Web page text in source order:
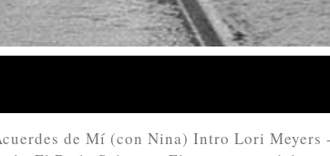
de Mí (con Nina) Intro Lori Meyers